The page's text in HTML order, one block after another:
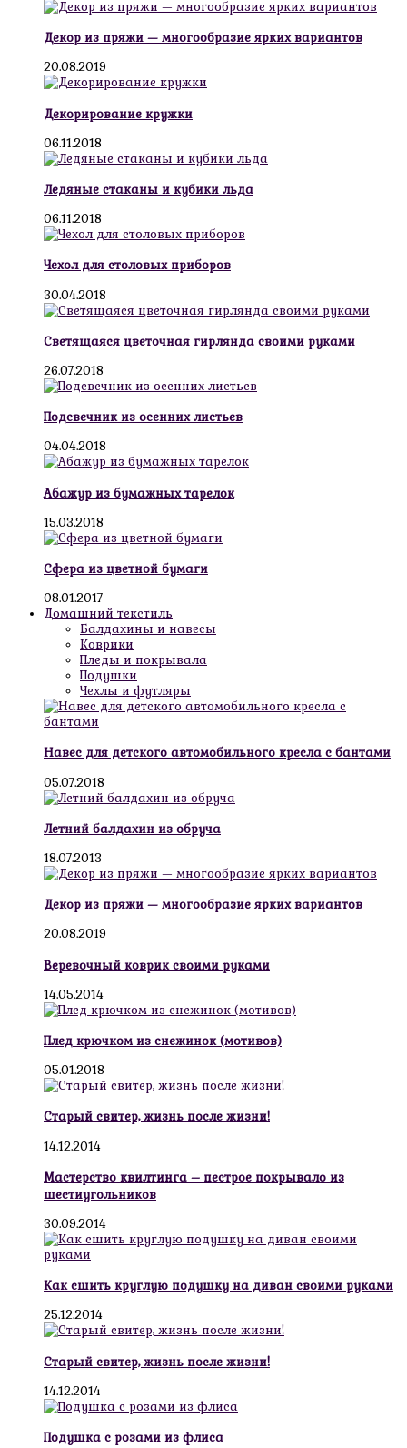
Декор из пряжи — многообразие ярких вариантов
20.08.2019
Декорирование кружки
06.11.2018
Ледяные стаканы и кубики льда
06.11.2018
Чехол для столовых приборов
30.04.2018
Светящаяся цветочная гирлянда своими руками
26.07.2018
Подсвечник из осенних листьев
04.04.2018
Абажур из бумажных тарелок
15.03.2018
Сфера из цветной бумаги
08.01.2017
Домашний текстиль
Балдахины и навесы
Коврики
Пледы и покрывала
Подушки
Чехлы и футляры
Навес для детского автомобильного кресла с бантами
05.07.2018
Летний балдахин из обруча
18.07.2013
Декор из пряжи — многообразие ярких вариантов
20.08.2019
Веревочный коврик своими руками
14.05.2014
Плед крючком из снежинок (мотивов)
05.01.2018
Старый свитер, жизнь после жизни!
14.12.2014
Мастерство квилтинга – пестрое покрывало из
шестиугольников
30.09.2014
Как сшить круглую подушку на диван своими руками
25.12.2014
Старый свитер, жизнь после жизни!
14.12.2014
Подушка с розами из флиса